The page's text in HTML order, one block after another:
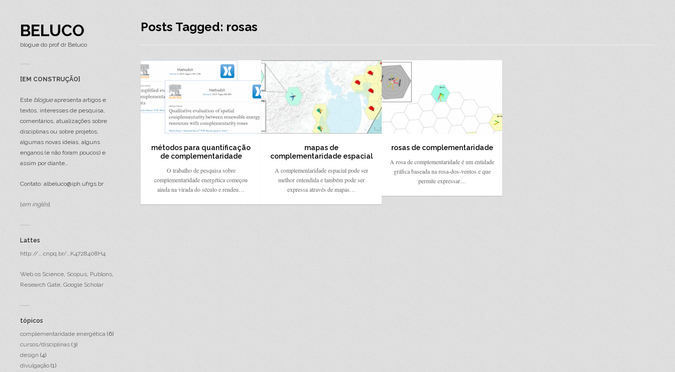
BELUCO
blogue do prof dr Beluco
[EM CONSTRUÇÃO]
Este blogueapresenta artigos e
textos, interesses de pesquisa,
comentários, atualizações sobre
disciplinas ou sobre projetos,
algumas novas ideias, alguns
enganos (e não foram poucos) e
assim por diante…
Contato: albeluco@iph.ufrgs.br
[em inglês]
Lattes
http://….cnpq.br/…K4728408H4
Web os Science, Scopus, Publons,
Research Gate, Google Scholar
tópicos
complementaridade energética (6)
cursos/disciplinas (3)
design (4)
divulgação (1)
Posts Tagged: rosas
métodos para quantificação
de complementaridade
O trabalho de pesquisa sobre
complementaridade energética começou
ainda na virada do século e rendeu…
mapas de
complementaridade espacial
A complementaridade espacial pode ser
melhor entendida e também pode ser
expressa através de mapas…
rosas de complementaridade
A rosa de complementaridade é um entidade
gráfica baseada na rosa-dos-ventos e que
permite expressar…